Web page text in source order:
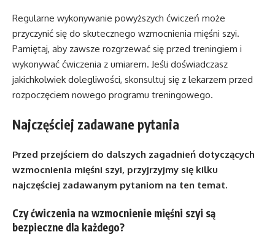
Regularne wykonywanie powyższych ćwiczeń może
przyczynić się do skutecznego wzmocnienia mięśni szyi.
Pamiętaj, aby zawsze rozgrzewać się przed treningiem i
wykonywać ćwiczenia z umiarem. Jeśli doświadczasz
jakichkolwiek dolegliwości, skonsultuj się z lekarzem przed
rozpoczęciem nowego programu treningowego.
Najczęściej zadawane pytania
Przed przejściem do dalszych zagadnień dotyczących
wzmocnienia mięśni szyi, przyjrzyjmy się kilku
najczęściej zadawanym pytaniom na ten temat.
Czy ćwiczenia na wzmocnienie mięśni szyi są
bezpieczne dla każdego?